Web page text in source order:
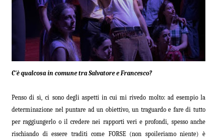
C'è qualcosa in comune tra Salvatore e Francesco?
Penso di sì, ci sono degli aspetti in cui mi rivedo molto: ad esempio la
determinazione nel puntare ad un obiettivo, un traguardo e fare di tutto
per raggiungerlo o il credere nei rapporti veri e profondi, spesso anche
rischiando di essere traditi come FORSE (non spoileriamo niente) è